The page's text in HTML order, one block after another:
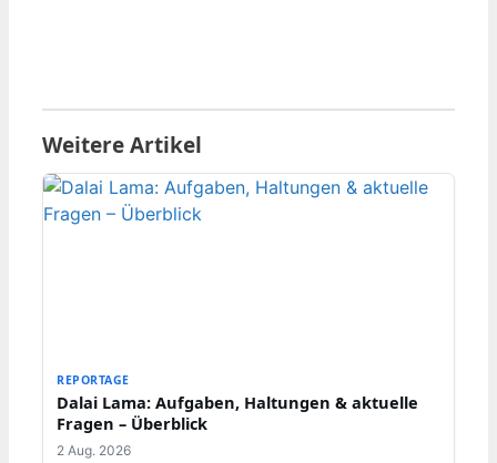
Weitere Artikel
REPORTAGE
Dalai Lama: Aufgaben, Haltungen & aktuelle
Fragen – Überblick
2 Aug. 2026